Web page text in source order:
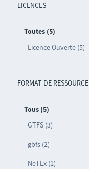
LICENCES
Toutes (5)
Licence Ouverte (5)
FORMAT DE RESSOURCE
Tous (5)
GTFS (3)
gbfs (2)
NeTEx (1)